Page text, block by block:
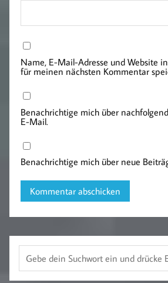
Name, E-Mail-Adresse und Website
für meinen nächsten Kommentar
Benachrichtige mich über
E-Mail.
Benachrichtige mich über neue